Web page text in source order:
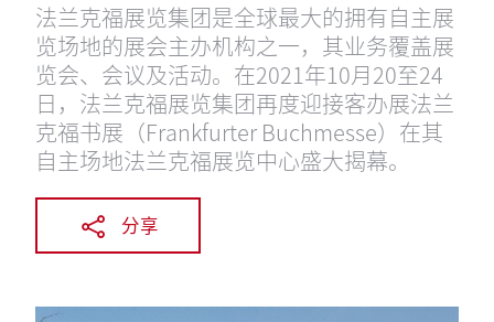
法兰克福展览集团是全球最大的拥有自主展
览场地的展会主办机构之一，其业务覆盖展
览会、会议及活动。在2021年10月20至24
日，法兰克福展览集团再度迎接客办展法兰
克福书展（Frankfurter Buchmesse）在其
自主场地法兰克福展览中心盛大揭幕。
分享